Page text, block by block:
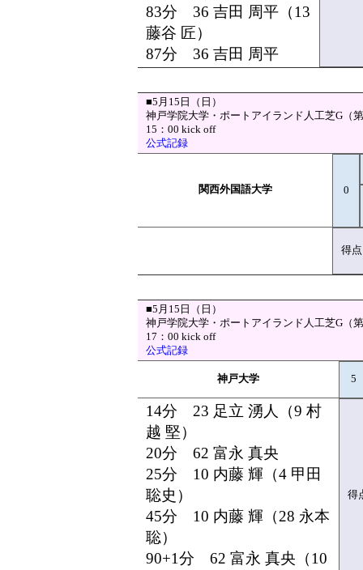
83分 36 吉田 周平（13
藤谷 匠）
87分 36 吉田 周平
■5月15日（日）
神戸学院大学・ポートアイランド人工芝G（
15：00 kick off
公式記録
関西外国語大学 0
得
■5月15日（日）
神戸学院大学・ポートアイランド人工芝G（
17：00 kick off
公式記録
神戸大学 5
14分 23 足立 湧人（9 村
越 堅）
20分 62 富永 真央
25分 10 内藤 輝（4 甲田
聡史）
45分 10 内藤 輝（28 永本
聡）
90+1分 62 富永 真央（10
得